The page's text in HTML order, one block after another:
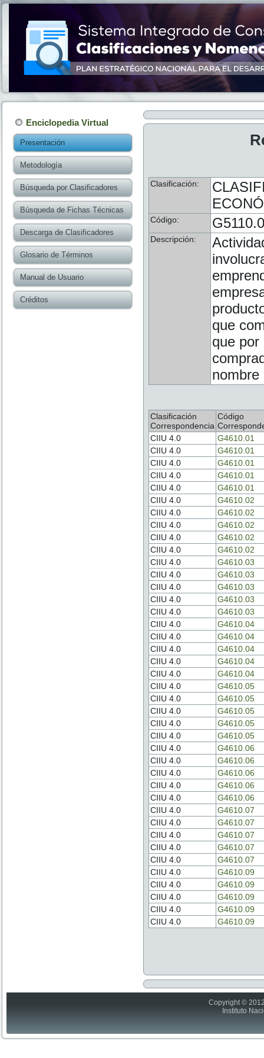
Enciclopedia Virtual
Presentación
Metodología
Búsqueda por Clasificadores
Búsqueda de Fichas Técnicas
Descarga de Clasificadores
Glosario de Términos
Manual de Usuario
Créditos
Clasificación:
Código:
Descripción:
que
que por
nombre
Clasificación
Correspondencia
Código
CIIU 4.0
G4610.01
CIIU 4.0
G4610.01
CIIU 4.0
G4610.01
CIIU 4.0
G4610.01
CIIU 4.0
G4610.01
CIIU 4.0
G4610.02
CIIU 4.0
G4610.02
CIIU 4.0
G4610.02
CIIU 4.0
G4610.02
CIIU 4.0
G4610.02
CIIU 4.0
G4610.03
CIIU 4.0
G4610.03
CIIU 4.0
G4610.03
CIIU 4.0
G4610.03
CIIU 4.0
G4610.03
CIIU 4.0
G4610.04
CIIU 4.0
G4610.04
CIIU 4.0
G4610.04
CIIU 4.0
G4610.04
CIIU 4.0
G4610.04
CIIU 4.0
G4610.05
CIIU 4.0
G4610.05
CIIU 4.0
G4610.05
CIIU 4.0
G4610.05
CIIU 4.0
G4610.05
CIIU 4.0
G4610.06
CIIU 4.0
G4610.06
CIIU 4.0
G4610.06
CIIU 4.0
G4610.06
CIIU 4.0
G4610.06
CIIU 4.0
G4610.07
CIIU 4.0
G4610.07
CIIU 4.0
G4610.07
CIIU 4.0
G4610.07
CIIU 4.0
G4610.07
CIIU 4.0
G4610.09
CIIU 4.0
G4610.09
CIIU 4.0
G4610.09
CIIU 4.0
G4610.09
CIIU 4.0
G4610.09
Copyright ©
Instituto